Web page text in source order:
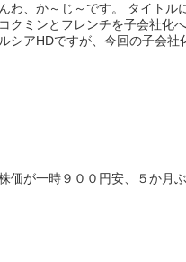
わ、か～じ～です。 タイトル
クミンとフレンチを子会社化
シアHDですが、今回の子会社
価が一時９００円安、５か月